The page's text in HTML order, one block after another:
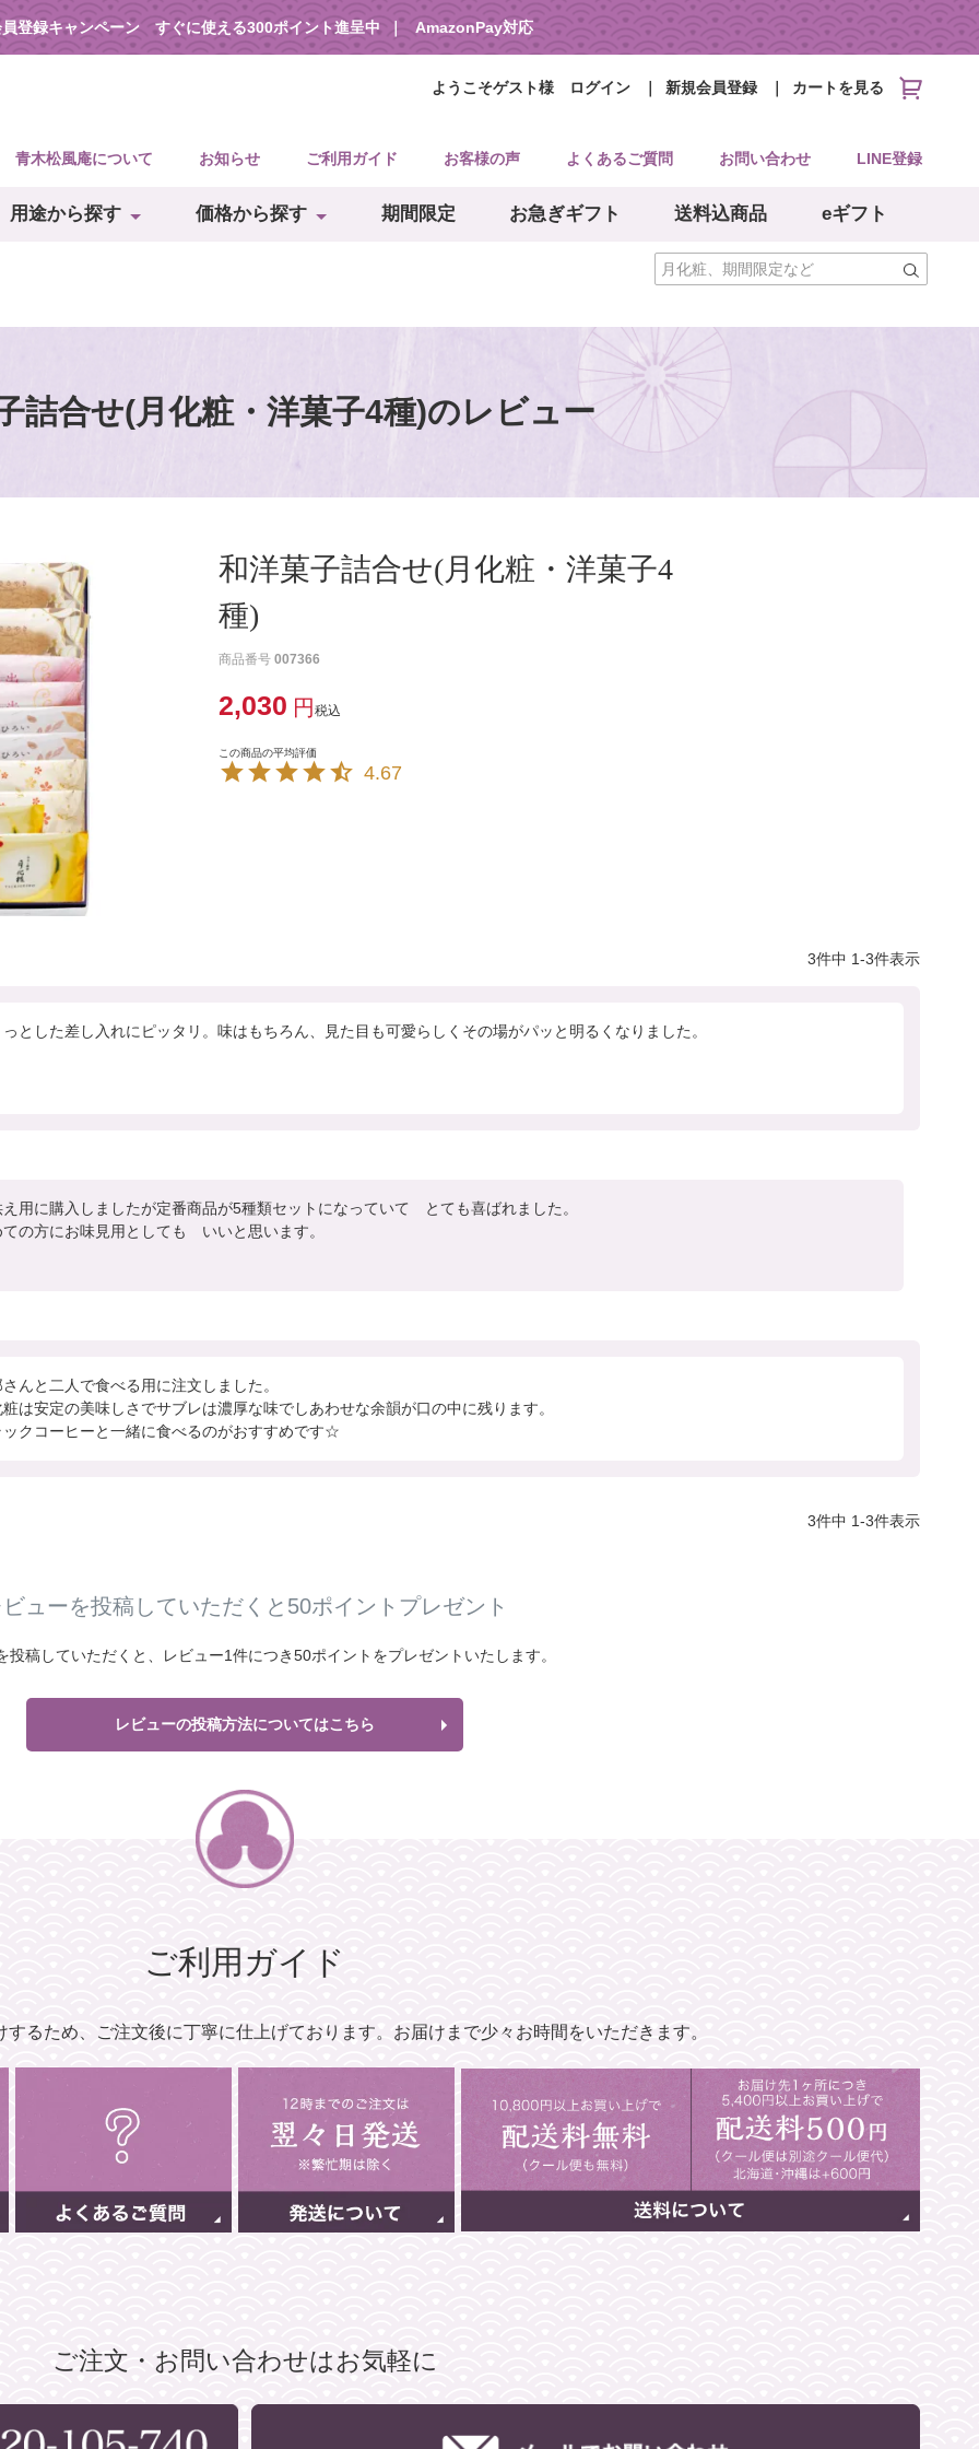
登録キャンペーン すぐに使える300ポイント進呈中 AmazonPay対応
ようこそゲスト様 ログイン 新規会員登録 カートを見る
青木松風庵について お知らせ ご利用ガイド お客様の声 よくあるご質問 お問い合わせ LINE登録
用途から探す 価格から探す 期間限定 お急ぎギフト 送料込商品 eギフト
詰合せ(月化粧・洋菓子4種)のレビュー
和洋菓子詰合せ(月化粧・洋菓子4
種)
商品番号 007366
2,030 税込
4.67
3件中 1-3件表示
とした差し入れにピッタリ。味はもちろん、見た目も可愛らしくその場がパッと明るくなりました。
用に購入しましたが定番商品が5種類セットになっていて　とても喜ばれました。
の方にお味見用としても　いいと思います。
んと二人で食べる用に注文しました。
は安定の美味しさでサブレは濃厚な味でしあわせな余韻が口の中に残ります。
ックコーヒーと一緒に食べるのがおすすめです☆
3件中 1-3件表示
ューを投稿していただくと50ポイントプレゼント
投稿していただくと、 レビュー1件につき50ポイントをプレゼントいたします。
レビューの投稿方法についてはこちら
ご利用ガイド
るため、 ご注文後に丁寧に仕上げております。 お届けまで少々お時間をいただきます。
ご注文・お問い合わせはお気軽に